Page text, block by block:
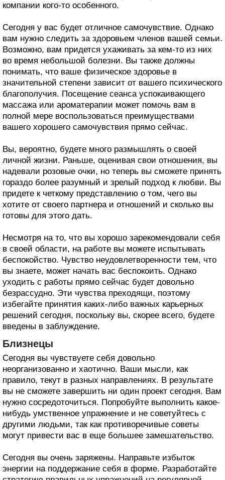
компании кого-то особенного.
Сегодня у вас будет отличное самочувствие. Однако
вам нужно следить за здоровьем членов вашей семьи.
Возможно, вам придется ухаживать за кем-то из них
во время небольшой болезни. Вы также должны
понимать, что ваше физическое здоровье в
значительной степени зависит от вашего психического
благополучия. Посещение сеанса успокаивающего
массажа или ароматерапии может помочь вам в
полной мере воспользоваться преимуществами
вашего хорошего самочувствия прямо сейчас.
Вы, вероятно, будете много размышлять о своей
личной жизни. Раньше, оценивая свои отношения, вы
надевали розовые очки, но теперь вы сможете принять
гораздо более разумный и зрелый подход к любви. Вы
придете к четкому представлению о том, чего вы
хотите от своего партнера и отношений и сколько вы
готовы для этого дать.
Несмотря на то, что вы хорошо зарекомендовали себя
в своей области, на работе вы можете испытывать
беспокойство. Чувство неудовлетворенности тем, что
вы знаете, может начать вас беспокоить. Однако
уходить с работы прямо сейчас будет довольно
безрассудно. Эти чувства преходящи, поэтому
избегайте принятия каких-либо важных карьерных
решений сегодня, поскольку вы, скорее всего, будете
введены в заблуждение.
Близнецы
Сегодня вы чувствуете себя довольно
неорганизованно и хаотично. Ваши мысли, как
правило, текут в разных направлениях. В результате
вы не сможете завершить ни один проект сегодня. Вам
нужно сосредоточиться. Попробуйте выполнить какое-
нибудь умственное упражнение и не советуйтесь с
другими людьми, так как противоречивые советы
могут привести вас в еще большее замешательство.
Сегодня вы очень заряжены. Направьте избыток
энергии на поддержание себя в форме. Разработайте